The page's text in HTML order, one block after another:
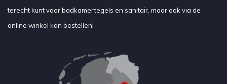
terecht kunt voor badkamertegels en sanitair, maar ook via de
online winkel kan bestellen!